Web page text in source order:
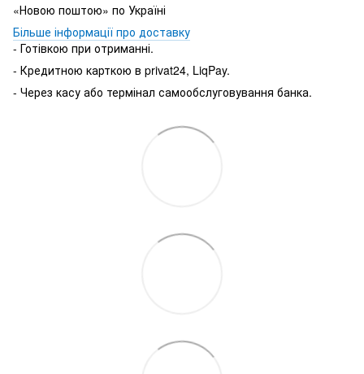
«Новою поштою» по Україні
Більше інформації про доставку
- Готівкою при отриманні.
- Кредитною карткою в privat24, LiqPay.
- Через касу або термінал самообслуговування банка.